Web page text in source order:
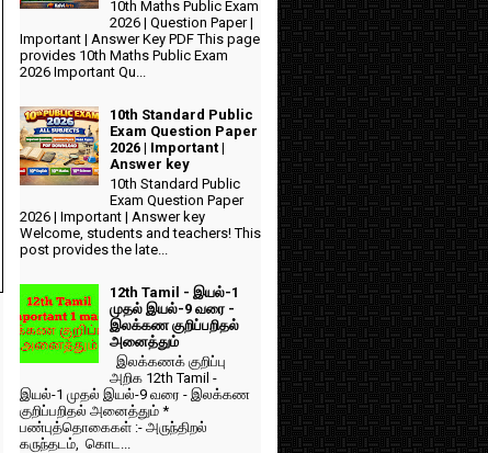
10th Maths Public Exam
2026 | Question Paper |
Important | Answer Key PDF This page
provides 10th Maths Public Exam
2026 Important Qu...
10th Standard Public
Exam Question Paper
2026 | Important |
Answer key
10th Standard Public
Exam Question Paper
2026 | Important | Answer key
Welcome, students and teachers! This
post provides the late...
12th Tamil - இயல்-1
முதல் இயல்-9 வரை -
இலக்கண குறிப்பறிதல்
அனைத்தும்
இலக்கணக் குறிப்பு
அறிக 12th Tamil -
இயல்-1 முதல் இயல்-9 வரை - இலக்கண
குறிப்பறிதல் அனைத்தும் *
பண்புத்தொகைகள் :- அருந்திறல்
கருந்தடம், கொட...